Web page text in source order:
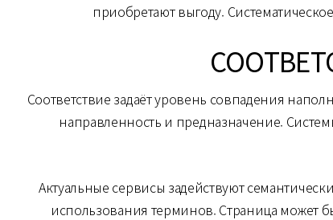
приобретают выгоду.
Соответствие задаёт уровень совпадения
направленность и предназначение.
Актуальные сервисы задействуют
использования терминов. Страница может